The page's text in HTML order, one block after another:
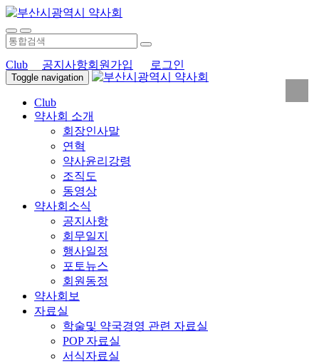
Club 공지사항회원가입 로그인
Toggle navigation
Club
약사회 소개
회장인사말
연혁
약사윤리강령
조직도
동영상
약사회소식
공지사항
회무일지
행사일정
포토뉴스
회원동정
약사회보
자료실
학술및 약국경영 관련 자료실
POP 자료실
서식자료실